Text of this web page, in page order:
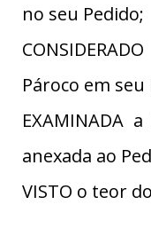
no seu Pedido;
Pároco em seu
EXAMINADA
anexada ao
VISTO o teor